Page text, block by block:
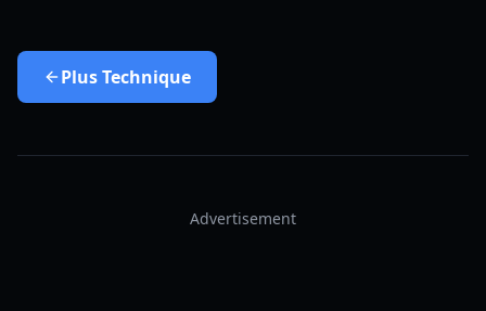
PlusTechnique
Advertisement